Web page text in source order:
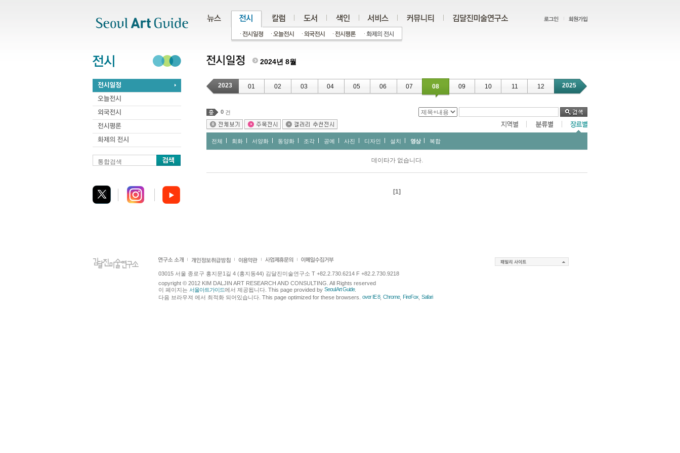
통합검색
2024년 8월
2023 01 02 03 04 05 06 07 08 09 10 11 12 2025
0 건
전체 회화 서양화 동양화 조각 공예 사진 디자인 설치 영상 복합
데이타가 없습니다.
[1]
03015 서울 종로구 홍지문1길 4 (홍지동44) 김달진미술연구소 T +82.2.730.6214 F +82.2.730.9218
copyright © 2012 KIM DALJIN ART RESEARCH AND CONSULTING. All Rights reserved
이 페이지는 서울아트가이드에서 제공됩니다. This page provided by Seoul Art Guide.
다음 브라우져 에서 최적화 되어있습니다. This page optimized for these browsers. over IE 8, Chrome, FireFox Safari